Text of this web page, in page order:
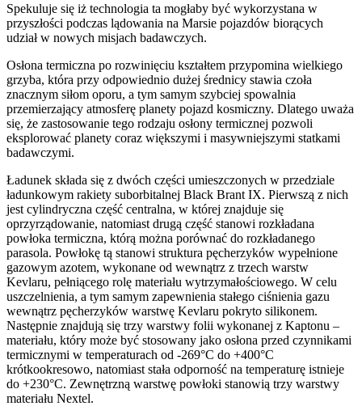
Spekuluje się iż technologia ta mogłaby być wykorzystana w
przyszłości podczas lądowania na Marsie pojazdów biorących
udział w nowych misjach badawczych.
Osłona termiczna po rozwinięciu kształtem przypomina wielkiego
grzyba, która przy odpowiednio dużej średnicy stawia czoła
znacznym siłom oporu, a tym samym szybciej spowalnia
przemierzający atmosferę planety pojazd kosmiczny. Dlatego uważa
się, że zastosowanie tego rodzaju osłony termicznej pozwoli
eksplorować planety coraz większymi i masywniejszymi statkami
badawczymi.
Ładunek składa się z dwóch części umieszczonych w przedziale
ładunkowym rakiety suborbitalnej Black Brant IX. Pierwszą z nich
jest cylindryczna część centralna, w której znajduje się
oprzyrządowanie, natomiast drugą część stanowi rozkładana
powłoka termiczna, którą można porównać do rozkładanego
parasola. Powłokę tą stanowi struktura pęcherzyków wypełnione
gazowym azotem, wykonane od wewnątrz z trzech warstw
Kevlaru, pełniącego rolę materiału wytrzymałościowego. W celu
uszczelnienia, a tym samym zapewnienia stałego ciśnienia gazu
wewnątrz pęcherzyków warstwę Kevlaru pokryto silikonem.
Następnie znajdują się trzy warstwy folii wykonanej z Kaptonu –
materiału, który może być stosowany jako osłona przed czynnikami
termicznymi w temperaturach od -269°C do +400°C
krótkookresowo, natomiast stała odporność na temperaturę istnieje
do +230°C. Zewnętrzną warstwę powłoki stanowią trzy warstwy
materiału Nextel.